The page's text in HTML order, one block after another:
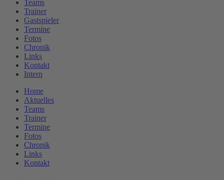
Teams
Trainer
Gastspieler
Termine
Fotos
Chronik
Links
Kontakt
Intern
Home
Aktuelles
Teams
Trainer
Termine
Fotos
Chronik
Links
Kontakt